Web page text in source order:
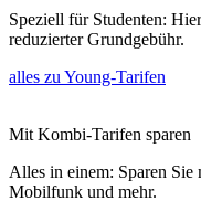
Speziell für Studenten:
reduzierter Grundgebühr.
alles zu Young-Tarifen
Mit Kombi-Tarifen sparen
Alles in einem: Sparen
Mobilfunk und mehr.